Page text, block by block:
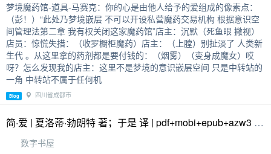
梦境魔药馆-道具-马赛克：你的心是由他人给予的爱组成的像素点：
（彭！）“此处乃梦境嵌层 不可以开设私营魔药交易机构 根据意识空
间管理法第二章 我有权关闭这家魔药馆”店主：沉默（死鱼眼 撇视）
店员：惊慌失措：（收罗橱柜魔药）店主：（上膛）别扯淡了 人类新
生代 。从这里拿的药剂都是要付钱的：（烟雾）（变身成魔女）哎
呀？怎么发现我的店主：这里不是梦境的意识嵌层空间 只是中转站的
一角 中转站不属于任何机
Blog 四川省成都市
简·爱 | 夏洛蒂·勃朗特 著；于是 译 | pdf+mobi+epub+azw3 | 数字书屋
数字书屋